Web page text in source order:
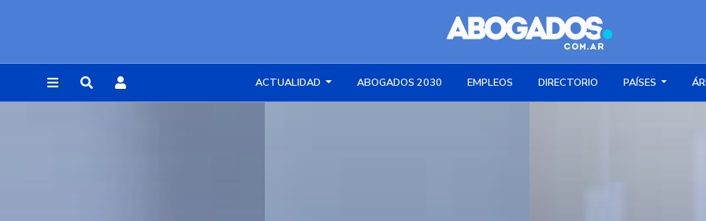
ACTUALIDAD ABOGADOS 2030 EMPLEOS DIRECTORIO PAÍSES